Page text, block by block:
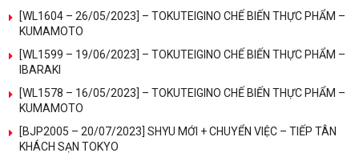
[WL1604 – 26/05/2023] – TOKUTEIGINO CHẾ BIẾN THỰC PHẨM –
KUMAMOTO
[WL1599 – 19/06/2023] – TOKUTEIGINO CHẾ BIẾN THỰC PHẨM –
IBARAKI
[WL1578 – 16/05/2023] – TOKUTEIGINO CHẾ BIẾN THỰC PHẨM –
KUMAMOTO
[BJP2005 – 20/07/2023] SHYU MỚI + CHUYỂN VIỆC – TIẾP TÂN
KHÁCH SẠN TOKYO